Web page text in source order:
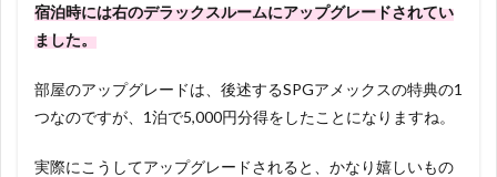
宿泊時には右のデラックスルームにアップグレードされてい
ました。
部屋のアップグレードは、後述するSPGアメックスの特典の1
つなのですが、1泊で5,000円分得をしたことになりますね。
実際にこうしてアップグレードされると、かなり嬉しいもの